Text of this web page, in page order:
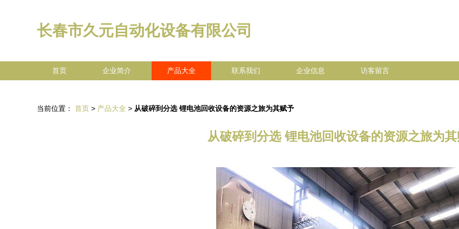
长春市久元自动化设备有限公司
首页 企业简介 产品大全 联系我们 企业信息 访客留言
当前位置： 首页 > 产品大全 > 从破碎到分选 锂电池回收设备的资源之旅为其赋予
从破碎到分选 锂电池回收设备的资源之旅为